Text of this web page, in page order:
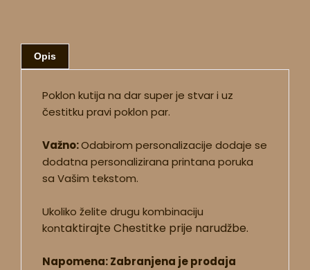
Opis
Poklon kutija na dar super je stvar i uz
čestitku pravi poklon par.
Važno:Odabirom personalizacije dodaje se
dodatna personalizirana printana poruka
sa Vašim tekstom.
Ukoliko želite drugu kombinaciju
kontaktirajte Chestitke prije narudžbe.
Napomena: Zabranjena je prodaja